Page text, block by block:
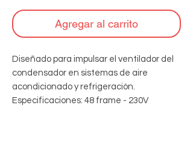
Agregar al carrito
Diseñado para impulsar el ventilador del
condensador en sistemas de aire
acondicionado y refrigeración.
Especificaciones: 48 frame - 230V